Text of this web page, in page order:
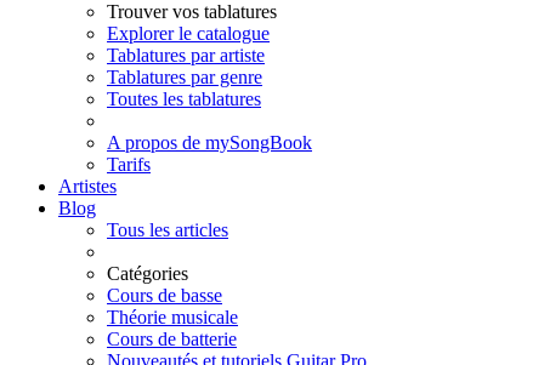
Trouver vos tablatures
Explorer le catalogue
Tablatures par artiste
Tablatures par genre
Toutes les tablatures
A propos de mySongBook
Tarifs
Artistes
Blog
Tous les articles
Catégories
Cours de basse
Théorie musicale
Cours de batterie
Nouveautés et tutoriels Guitar Pro